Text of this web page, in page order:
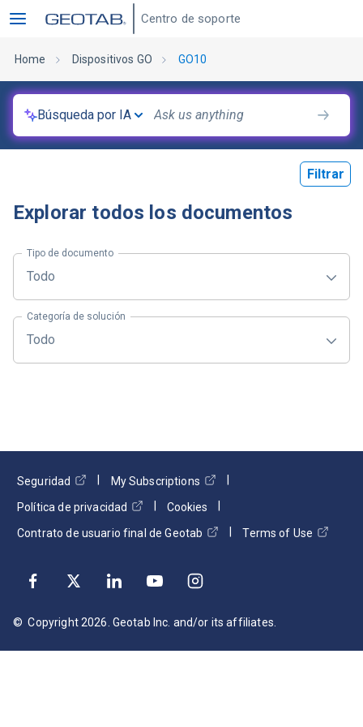
Centro de soporte
Home Dispositivos GO GO10
Búsqueda por IA
Filtrar
Explorar todos los documentos
Tipo de documento
Todo
Categoría de solución
Todo
Seguridad
My Subscriptions
Política de privacidad
Cookies
Contrato de usuario final de Geotab
Terms of Use
© Copyright2026 . Geotab Inc. and/or its affiliates.